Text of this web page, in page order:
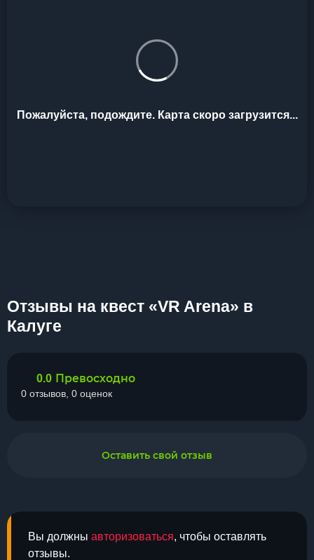
Пожалуйста, подождите. Карта скоро загрузится...
Отзывы на квест «VR Arena» в
Калуге
Вы должны авторизоваться, чтобы оставлять
отзывы.
0.0 Превосходно
0 отзывов, 0 оценок
Оставить свой отзыв